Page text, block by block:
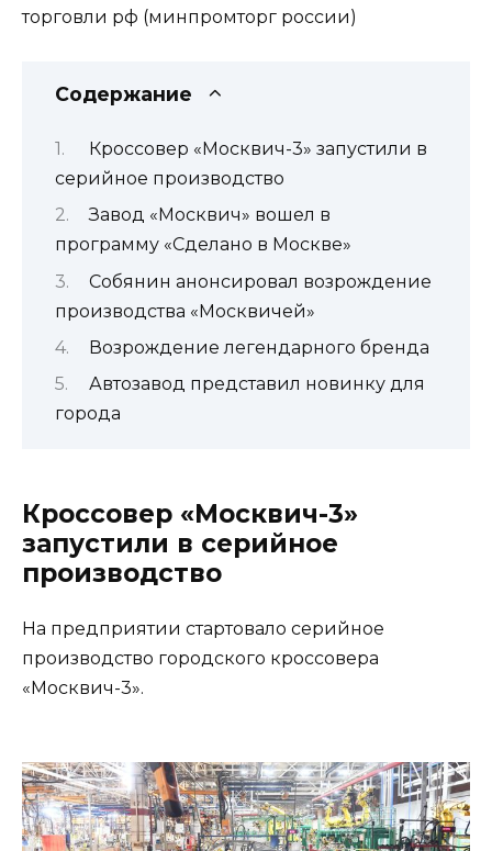
торговли рф (минпромторг россии)
Содержание
Кроссовер «Москвич-3» запустили в
серийное производство
Завод «Москвич» вошел в
программу «Сделано в Москве»
Собянин анонсировал возрождение
производства «Москвичей»
Возрождение легендарного бренда
Автозавод представил новинку для
города
Кроссовер «Москвич-3»
запустили в серийное
производство
На предприятии стартовало серийное
производство городского кроссовера
«Москвич-3».